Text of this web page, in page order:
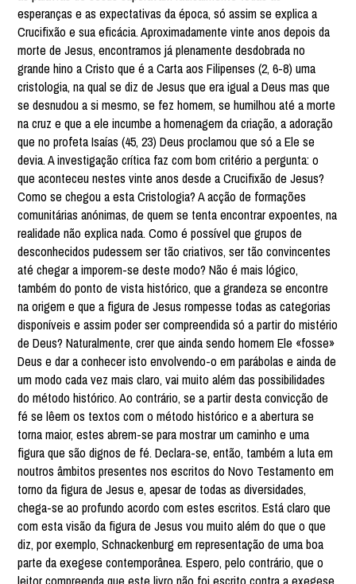
esperanças e as expectativas da época, só assim se explica a
Crucifixão e sua eficácia. Aproximadamente vinte anos depois da
morte de Jesus, encontramos já plenamente desdobrada no
grande hino a Cristo que é a Carta aos Filipenses (2, 6-8) uma
cristologia, na qual se diz de Jesus que era igual a Deus mas que
se desnudou a si mesmo, se fez homem, se humilhou até a morte
na cruz e que a ele incumbe a homenagem da criação, a adoração
que no profeta Isaías (45, 23) Deus proclamou que só a Ele se
devia. A investigação crítica faz com bom critério a pergunta: o
que aconteceu nestes vinte anos desde a Crucifixão de Jesus?
Como se chegou a esta Cristologia? A acção de formações
comunitárias anónimas, de quem se tenta encontrar expoentes, na
realidade não explica nada. Como é possível que grupos de
desconhecidos pudessem ser tão criativos, ser tão convincentes
até chegar a imporem-se deste modo? Não é mais lógico,
também do ponto de vista histórico, que a grandeza se encontre
na origem e que a figura de Jesus rompesse todas as categorias
disponíveis e assim poder ser compreendida só a partir do mistério
de Deus? Naturalmente, crer que ainda sendo homem Ele «fosse»
Deus e dar a conhecer isto envolvendo-o em parábolas e ainda de
um modo cada vez mais claro, vai muito além das possibilidades
do método histórico. Ao contrário, se a partir desta convicção de
fé se lêem os textos com o método histórico e a abertura se
torna maior, estes abrem-se para mostrar um caminho e uma
figura que são dignos de fé. Declara-se, então, também a luta em
noutros âmbitos presentes nos escritos do Novo Testamento em
torno da figura de Jesus e, apesar de todas as diversidades,
chega-se ao profundo acordo com estes escritos. Está claro que
com esta visão da figura de Jesus vou muito além do que o que
diz, por exemplo, Schnackenburg em representação de uma boa
parte da exegese contemporânea. Espero, pelo contrário, que o